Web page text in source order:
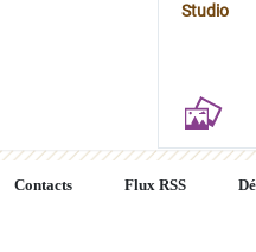
Studio
Contacts Flux RSS